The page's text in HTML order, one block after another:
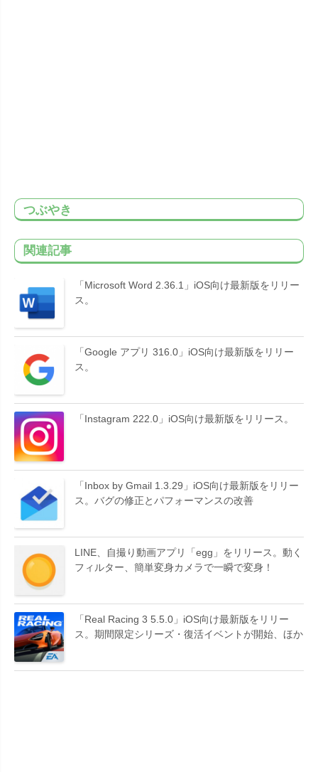
つぶやき
関連記事
「Microsoft Word 2.36.1」iOS向け最新版をリリー
ス。
「Google アプリ 316.0」iOS向け最新版をリリー
ス。
「Instagram 222.0」iOS向け最新版をリリース。
「Inbox by Gmail 1.3.29」iOS向け最新版をリリー
ス。バグの修正とパフォーマンスの改善
LINE、自撮り動画アプリ「egg」をリリース。動く
フィルター、簡単変身カメラで一瞬で変身！
「Real Racing 3 5.5.0」iOS向け最新版をリリー
ス。期間限定シリーズ・復活イベントが開始、ほか